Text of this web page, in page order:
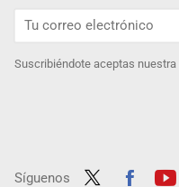
Suscribiéndote aceptas nuestra
Síguenos